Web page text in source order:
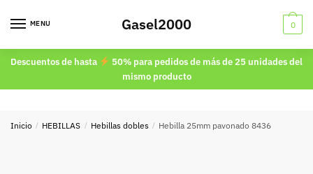
MENU Gasel2000 0
Descuentos de hasta
50% para pedidos de más de 25 unidades del
mismo producto
Inicio / HEBILLAS / Hebillas dobles / Hebilla 25mm pavonado 8436